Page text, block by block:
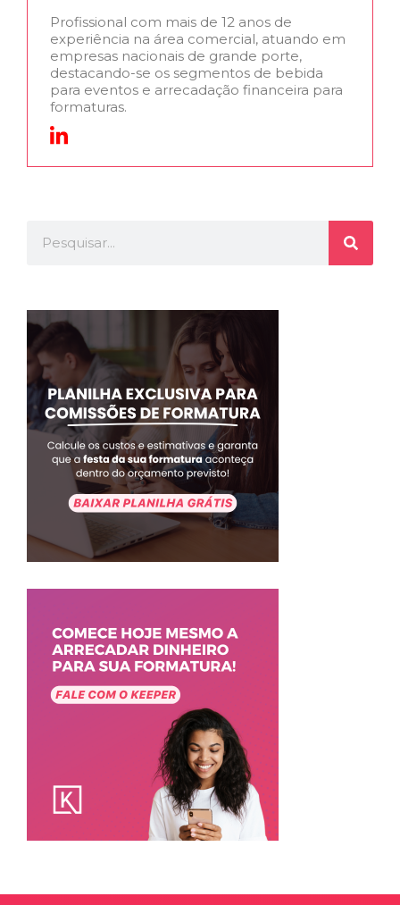
Profissional com mais de 12 anos de
experiência na área comercial, atuando em
empresas nacionais de grande porte,
destacando-se os segmentos de bebida
para eventos e arrecadação financeira para
formaturas.